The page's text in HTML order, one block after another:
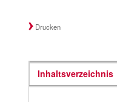
Drucken
Inhaltsverzeichnis